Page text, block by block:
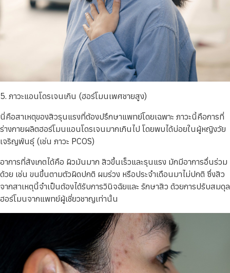
5. ภาวะแอนโดรเจนเกิน (ฮอร์โมนเพศชายสูง)
นี่คือสาเหตุของสิวรุนแรงที่ต้องปรึกษาแพทย์โดยเฉพาะ ภาวะนี้คือการที่
ร่างกายผลิตฮอร์โมนแอนโดรเจนมากเกินไป โดยพบได้บ่อยในผู้หญิงวัย
เจริญพันธุ์ (เช่น ภาวะ PCOS)
อาการที่สังเกตได้คือ ผิวมันมาก สิวขึ้นเร็วและรุนแรง มักมีอาการอื่นร่วม
ด้วย เช่น ขนขึ้นตามตัวผิดปกติ ผมร่วง หรือประจำเดือนมาไม่ปกติ ซึ่งสิว
จากสาเหตุนี้จำเป็นต้องได้รับการวินิจฉัยและ รักษาสิว ด้วยการปรับสมดุล
ฮอร์โมนจากแพทย์ผู้เชี่ยวชาญเท่านั้น